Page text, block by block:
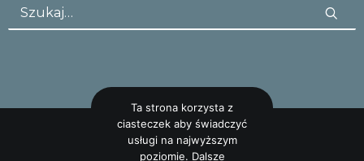
Ta strona korzysta z
ciasteczek aby świadczyć
usługi na najwyższym
poziomie. Dalsze